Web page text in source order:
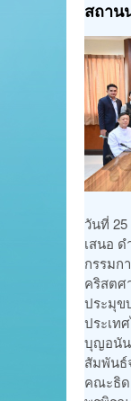
สถาน
วันที่
เสนอ
กรรมก
คริสตศ
ประมุข
ประเท
บุญอนัน
สัมพันธ์
คณะธิด